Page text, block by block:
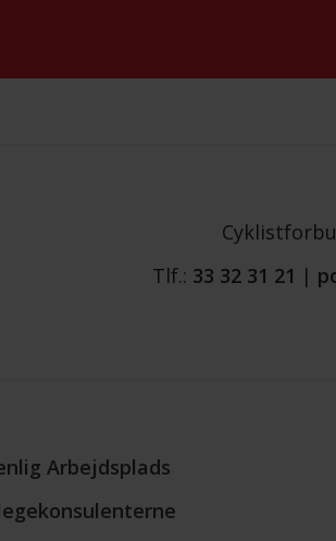
Tlf.: 33 32 31 21 |
Arbejdsplads